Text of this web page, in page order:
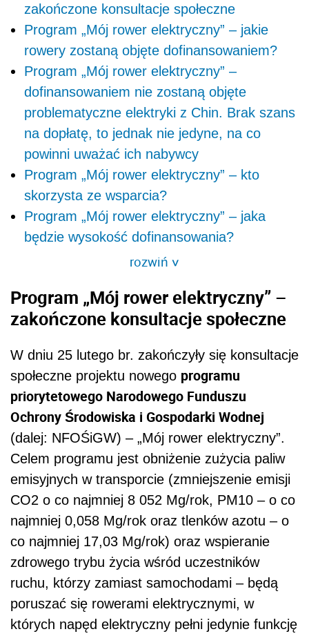
zakończone konsultacje społeczne
Program „Mój rower elektryczny” – jakie
rowery zostaną objęte dofinansowaniem?
Program „Mój rower elektryczny” –
dofinansowaniem nie zostaną objęte
problematyczne elektryki z Chin. Brak szans
na dopłatę, to jednak nie jedyne, na co
powinni uważać ich nabywcy
Program „Mój rower elektryczny” – kto
skorzysta ze wsparcia?
Program „Mój rower elektryczny” – jaka
będzie wysokość dofinansowania?
rozwiń>
Program „Mój rower elektryczny” –
zakończone konsultacje społeczne
W dniu 25 lutego br. zakończyły się konsultacje
społeczne projektu nowego programu
priorytetowego Narodowego Funduszu
Ochrony Środowiska i Gospodarki Wodnej
(dalej: NFOŚiGW) – „Mój rower elektryczny”.
Celem programu jest obniżenie zużycia paliw
emisyjnych w transporcie (zmniejszenie emisji
CO2 o co najmniej 8 052 Mg/rok, PM10 – o co
najmniej 0,058 Mg/rok oraz tlenków azotu – o
co najmniej 17,03 Mg/rok) oraz wspieranie
zdrowego trybu życia wśród uczestników
ruchu, którzy zamiast samochodami – będą
poruszać się rowerami elektrycznymi, w
których napęd elektryczny pełni jedynie funkcję